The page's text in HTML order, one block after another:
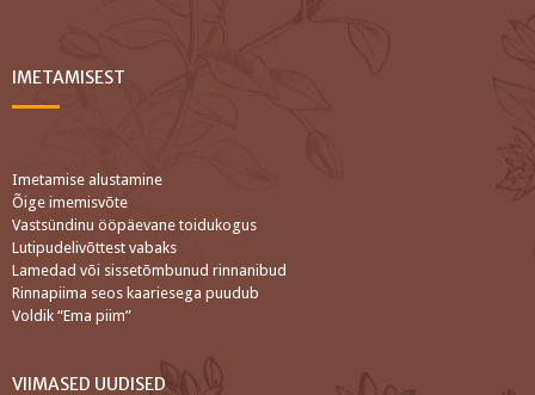
IMETAMISEST
Imetamise alustamine
Õige imemisvõte
Vastsündinu ööpäevane toidukogus
Lutipudelivõttest vabaks
Lamedad või sissetõmbunud rinnanibud
Rinnapiima seos kaariesega puudub
Voldik “Ema piim”
VIIMASED UUDISED